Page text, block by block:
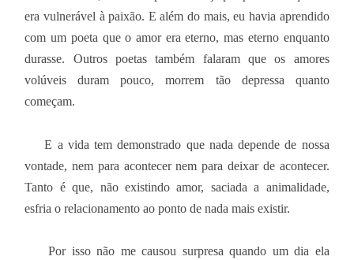
era vulnerável à paixão. E além do mais, eu havia aprendido
com um poeta que o amor era eterno, mas eterno enquanto
durasse. Outros poetas também falaram que os amores
volúveis duram pouco, morrem tão depressa quanto
começam.
E a vida tem demonstrado que nada depende de nossa
vontade, nem para acontecer nem para deixar de acontecer.
Tanto é que, não existindo amor, saciada a animalidade,
esfria o relacionamento ao ponto de nada mais existir.
Por isso não me causou surpresa quando um dia ela